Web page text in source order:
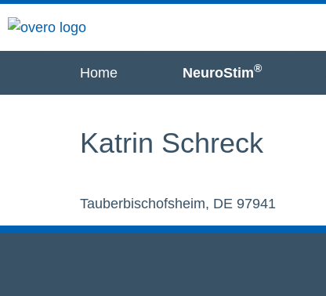
Home NeuroStim®
Katrin Schreck
Tauberbischofsheim, DE 97941